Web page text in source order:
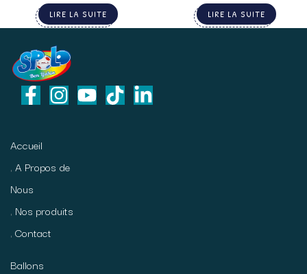
LIRE LA SUITE LIRE LA SUITE
Accueil
A Propos de
Nous
Nos produits
Contact
Ballons